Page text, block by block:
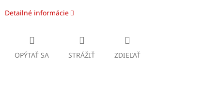
Detailné informácie
OPÝTAŤ SA STRÁŽIŤ ZDIEĽAŤ